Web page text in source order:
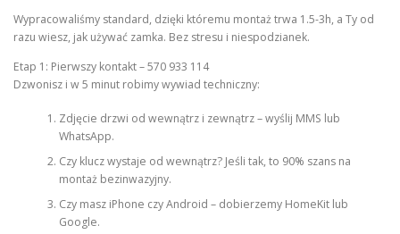
Wypracowaliśmy standard, dzięki któremu montaż trwa 1.5-3h, a Ty od
razu wiesz, jak używać zamka. Bez stresu i niespodzianek.
Etap 1: Pierwszy kontakt – 570 933 114
Dzwonisz i w 5 minut robimy wywiad techniczny:
Zdjęcie drzwi od wewnątrz i zewnątrz – wyślij MMS lub
WhatsApp.
Czy klucz wystaje od wewnątrz? Jeśli tak, to 90% szans na
montaż bezinwazyjny.
Czy masz iPhone czy Android – dobierzemy HomeKit lub
Google.